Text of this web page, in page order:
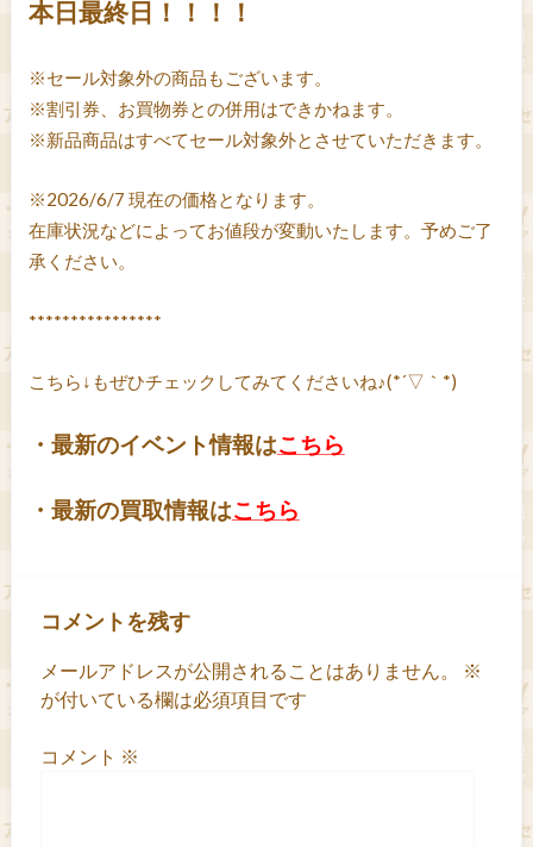
本日最終日！！！！
※セール対象外の商品もございます。
※割引券、お買物券との併用はできかねます。
※新品商品はすべてセール対象外とさせていただきます。
※2026/6/7 現在の価格となります。
在庫状況などによってお値段が変動いたします。予めご了
承ください。
****************
こちら↓もぜひチェックしてみてくださいね♪(*´▽｀*)
・最新のイベント情報はこちら
・最新の買取情報はこちら
コメントを残す
メールアドレスが公開されることはありません。
※
が付いている欄は必須項目です
コメント ※